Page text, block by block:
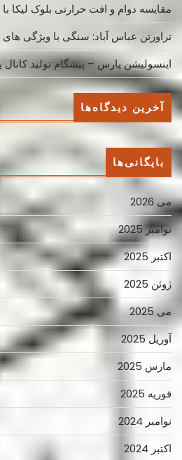
مقایسه دوام و افت حرارتی بلوک لیکا
تراورتن عباس آباد: سنگی با ویژگی
اینسولیشن پارس – پیشگام تولید
آخرین دیدگاه‌ها
بایگانی‌ها
می 2026
نوامبر 2025
اکتبر 2025
ژوئن 2025
می 2025
آوریل 2025
مارس 2025
فوریه 2025
نوامبر 2024
اکتبر 2024